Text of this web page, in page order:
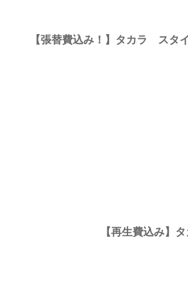
【張替費込み！】タカラ スタ
【再生費込み】